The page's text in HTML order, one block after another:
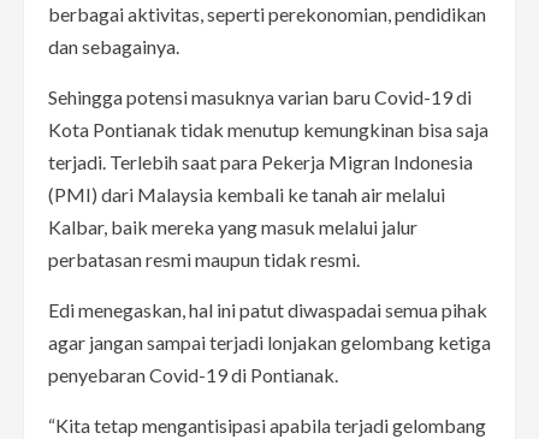
berbagai aktivitas, seperti perekonomian, pendidikan
dan sebagainya.
Sehingga potensi masuknya varian baru Covid-19 di
Kota Pontianak tidak menutup kemungkinan bisa saja
terjadi. Terlebih saat para Pekerja Migran Indonesia
(PMI) dari Malaysia kembali ke tanah air melalui
Kalbar, baik mereka yang masuk melalui jalur
perbatasan resmi maupun tidak resmi.
Edi menegaskan, hal ini patut diwaspadai semua pihak
agar jangan sampai terjadi lonjakan gelombang ketiga
penyebaran Covid-19 di Pontianak.
“Kita tetap mengantisipasi apabila terjadi gelombang